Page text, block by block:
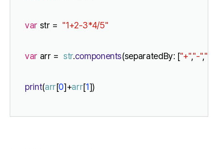
var str = "1+2-3*4/5"
var arr = str.components(separatedBy: ["+","-","*"
print(arr[0]+arr[1])